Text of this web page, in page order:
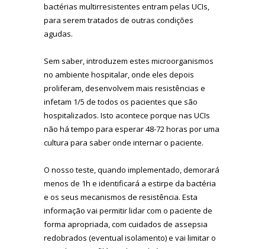
bactérias multirresistentes entram pelas UCIs,
para serem tratados de outras condições
agudas.
Sem saber, introduzem estes microorganismos
no ambiente hospitalar, onde eles depois
proliferam, desenvolvem mais resistências e
infetam 1/5 de todos os pacientes que são
hospitalizados. Isto acontece porque nas UCIs
não há tempo para esperar 48-72 horas por uma
cultura para saber onde internar o paciente.
O nosso teste, quando implementado, demorará
menos de 1h e identificará a estirpe da bactéria
e os seus mecanismos de resistência. Esta
informação vai permitir lidar com o paciente de
forma apropriada, com cuidados de assepsia
redobrados (eventual isolamento) e vai limitar o